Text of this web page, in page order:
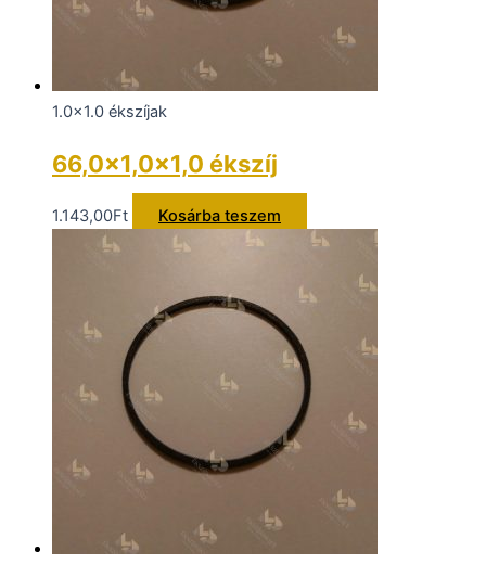
1.0x1.0 ékszíjak
66,0×1,0×1,0 ékszíj
1.143,00Ft Kosárba teszem